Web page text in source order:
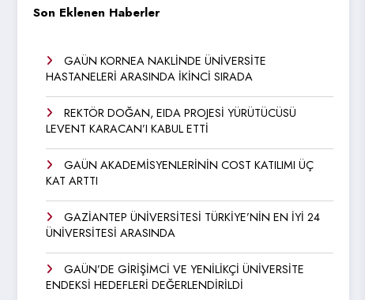
Son Eklenen Haberler
GAÜN KORNEA NAKLİNDE ÜNİVERSİTE
HASTANELERİ ARASINDA İKİNCİ SIRADA
REKTÖR DOĞAN, EIDA PROJESİ YÜRÜTÜCÜSÜ
LEVENT KARACAN’I KABUL ETTİ
GAÜN AKADEMİSYENLERİNİN COST KATILIMI ÜÇ
KAT ARTTI
GAZİANTEP ÜNİVERSİTESİ TÜRKİYE’NİN EN İYİ 24
ÜNİVERSİTESİ ARASINDA
GAÜN’DE GİRİŞİMCİ VE YENİLİKÇİ ÜNİVERSİTE
ENDEKSİ HEDEFLERİ DEĞERLENDİRİLDİ